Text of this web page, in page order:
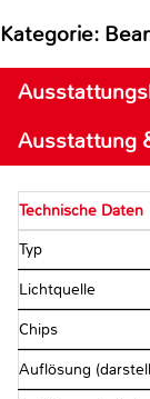
Kategorie:
Ausstattung
Technische Daten
Typ
Lichtquelle
Chips
Auflösung